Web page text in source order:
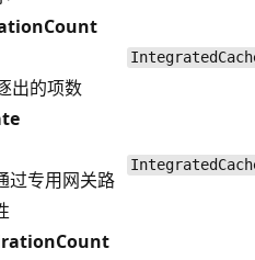
出的项数
过专用网关路